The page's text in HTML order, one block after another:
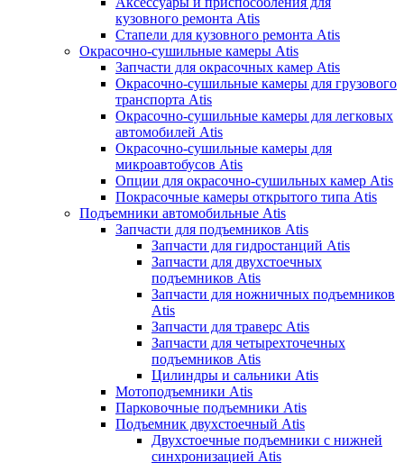
кузовного ремонта Atis
Стапели для кузовного ремонта Atis
Окрасочно-сушильные камеры Atis
Запчасти для окрасочных камер Atis
Окрасочно-сушильные камеры для грузового
транспорта Atis
Окрасочно-сушильные камеры для легковых
автомобилей Atis
Окрасочно-сушильные камеры для
микроавтобусов Atis
Опции для окрасочно-сушильных камер Atis
Покрасочные камеры открытого типа Atis
Подъемники автомобильные Atis
Запчасти для подъемников Atis
Запчасти для гидростанций Atis
Запчасти для двухстоечных
подъемников Atis
Запчасти для ножничных подъемников
Atis
Запчасти для траверс Atis
Запчасти для четырехточечных
подъемников Atis
Цилиндры и сальники Atis
Мотоподъемники Atis
Парковочные подъемники Atis
Подъемник двухстоечный Atis
Двухстоечные подъемники с нижней
синхронизацией Atis